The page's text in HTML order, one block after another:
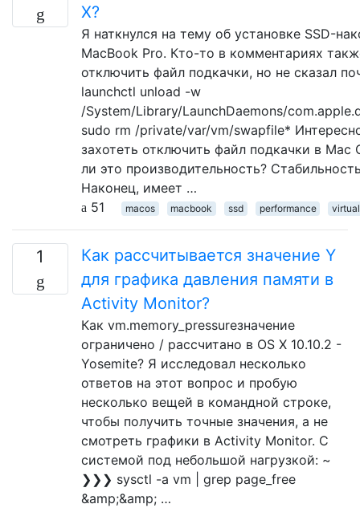
X?
Я наткнулся на тему об установке SSD-
MacBook Pro. Кто-то в комментариях
отключить файл подкачки, но не сказал
launchctl unload -w
/System/Library/LaunchDaemons/
sudo rm /private/var/vm/swapfile*
захотеть отключить файл подкачки в Mac
ли это производительность?
Наконец, имеет …
51
macos macbook ssd performance
1
Как рассчитывается значение Y
для графика давления памяти в
Activity Monitor?
Как vm.memory_pressureзначение
ограничено / рассчитано в OS X 10.10.2 -
Yosemite? Я исследовал несколько
ответов на этот вопрос и пробую
несколько вещей в командной строке,
чтобы получить точные значения, а не
смотреть графики в Activity Monitor. С
системой под небольшой нагрузкой: ~
❯❯❯ sysctl -a vm | grep page_free
&amp;&amp; …